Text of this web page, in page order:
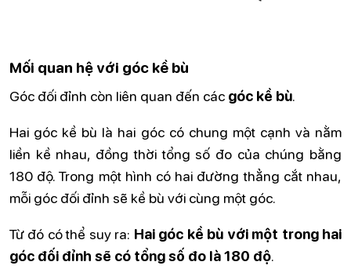
Mối quan hệ với góc kề bù
Góc đối đỉnh còn liên quan đến các góc kề bù.
Hai góc kề bù là hai góc có chung một cạnh và nằm
liền kề nhau, đồng thời tổng số đo của chúng bằng
180 độ. Trong một hình có hai đường thẳng cắt nhau,
mỗi góc đối đỉnh sẽ kề bù với cùng một góc.
Từ đó có thể suy ra: Hai góc kề bù với một trong hai
góc đối đỉnh sẽ có tổng số đo là 180 độ.